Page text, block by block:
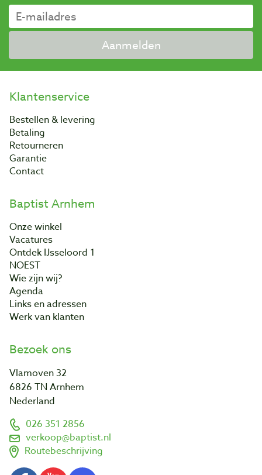
Aanmelden
Klantenservice
Bestellen & levering
Betaling
Retourneren
Garantie
Contact
Baptist Arnhem
Onze winkel
Vacatures
Ontdek IJsseloord 1
NOEST
Wie zijn wij?
Agenda
Links en adressen
Werk van klanten
Bezoek ons
Vlamoven 32
6826 TN Arnhem
Nederland
026 351 2856
verkoop@baptist.nl
Routebeschrijving